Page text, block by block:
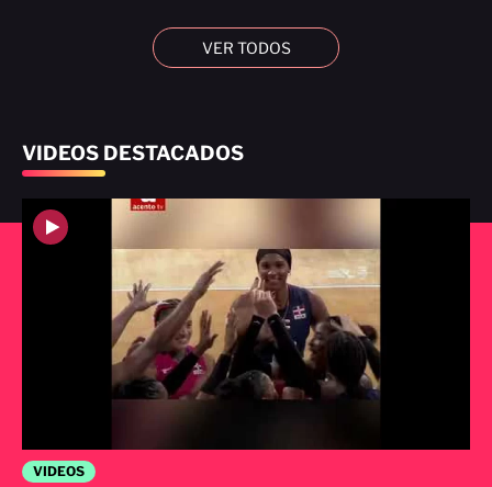
VER TODOS
VIDEOS DESTACADOS
VIDEOS